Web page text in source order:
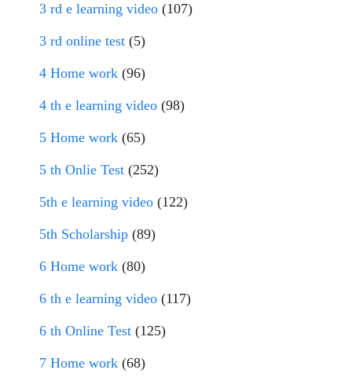
3 rd e learning video (107)
3 rd online test (5)
4 Home work (96)
4 th e learning video (98)
5 Home work (65)
5 th Onlie Test (252)
5th e learning video (122)
5th Scholarship (89)
6 Home work (80)
6 th e learning video (117)
6 th Online Test (125)
7 Home work (68)